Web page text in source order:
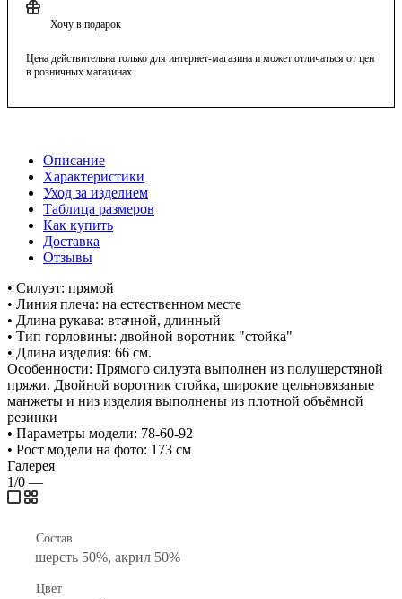
Хочу в подарок
Цена действительна только для интернет-магазина и может отличаться от цен
в розничных магазинах
Описание
Характеристики
Уход за изделием
Таблица размеров
Как купить
Доставка
Отзывы
• Силуэт: прямой
• Линия плеча: на естественном месте
• Длина рукава: втачной, длинный
• Тип горловины: двойной воротник "стойка"
• Длина изделия: 66 см.
Особенности: Прямого силуэта выполнен из полушерстяной
пряжи. Двойной воротник стойка, широкие цельновязаные
манжеты и низ изделия выполнены из плотной объёмной
резинки
• Параметры модели: 78-60-92
• Рост модели на фото: 173 см
Галерея
1/0 —
Состав
шерсть 50%, акрил 50%
Цвет